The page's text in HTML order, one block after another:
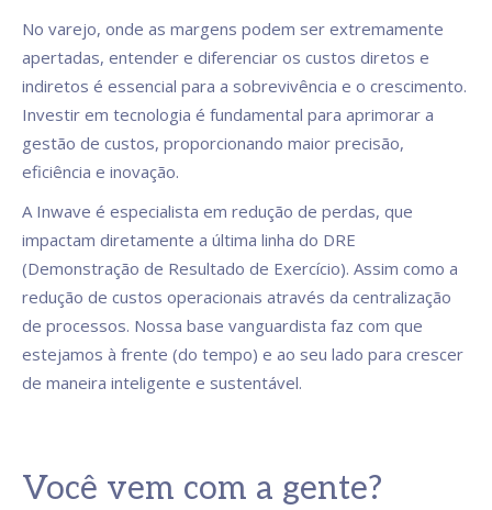
No varejo, onde as margens podem ser extremamente
apertadas, entender e diferenciar os custos diretos e
indiretos é essencial para a sobrevivência e o crescimento.
Investir em tecnologia é fundamental para aprimorar a
gestão de custos, proporcionando maior precisão,
eficiência e inovação.
A Inwave é especialista em redução de perdas, que
impactam diretamente a última linha do DRE
(Demonstração de Resultado de Exercício). Assim como a
redução de custos operacionais através da centralização
de processos. Nossa base vanguardista faz com que
estejamos à frente (do tempo) e ao seu lado para crescer
de maneira inteligente e sustentável.
Você vem com a gente?